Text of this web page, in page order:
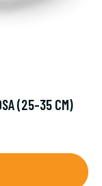
(25-35 CM)